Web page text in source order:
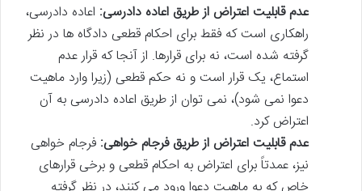
عدم قابلیت اعتراض از طریق اعاده دادرسی: اعاده دادرسی،
راهکاری است که فقط برای احکام قطعی دادگاه ها در نظر
گرفته شده است، نه برای قرارها. از آنجا که قرار عدم
استماع، یک قرار است و نه حکم قطعی (زیرا وارد ماهیت
دعوا نمی شود)، نمی توان از طریق اعاده دادرسی به آن
اعتراض کرد.
عدم قابلیت اعتراض از طریق فرجام خواهی: فرجام خواهی
نیز، عمدتاً برای اعتراض به احکام قطعی و برخی قرارهای